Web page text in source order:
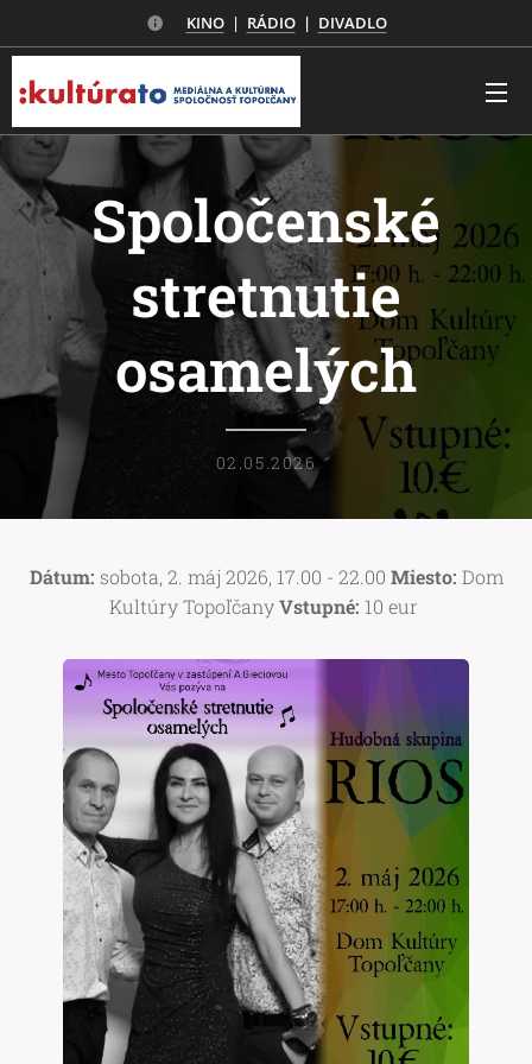
KINO| RÁDIO| DIVADLO
Spoločenské
stretnutie
osamelých
02.05.2026
Dátum: sobota, 2. máj 2026, 17.00 - 22.00 Miesto: Dom
Kultúry TopoľčanyVstupné: 10 eur